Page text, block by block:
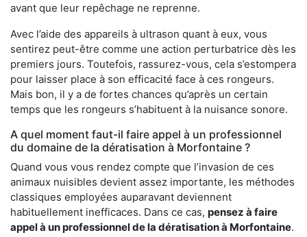
avant que leur repêchage ne reprenne.
Avec l’aide des appareils à ultrason quant à eux, vous
sentirez peut-être comme une action perturbatrice dès les
premiers jours. Toutefois, rassurez-vous, cela s’estompera
pour laisser place à son efficacité face à ces rongeurs.
Mais bon, il y a de fortes chances qu’après un certain
temps que les rongeurs s’habituent à la nuisance sonore.
A quel moment faut-il faire appel à un professionnel
du domaine de la dératisation à Morfontaine ?
Quand vous vous rendez compte que l’invasion de ces
animaux nuisibles devient assez importante, les méthodes
classiques employées auparavant deviennent
habituellement inefficaces. Dans ce cas, pensez à faire
appel à un professionnel de la dératisation à Morfontaine.